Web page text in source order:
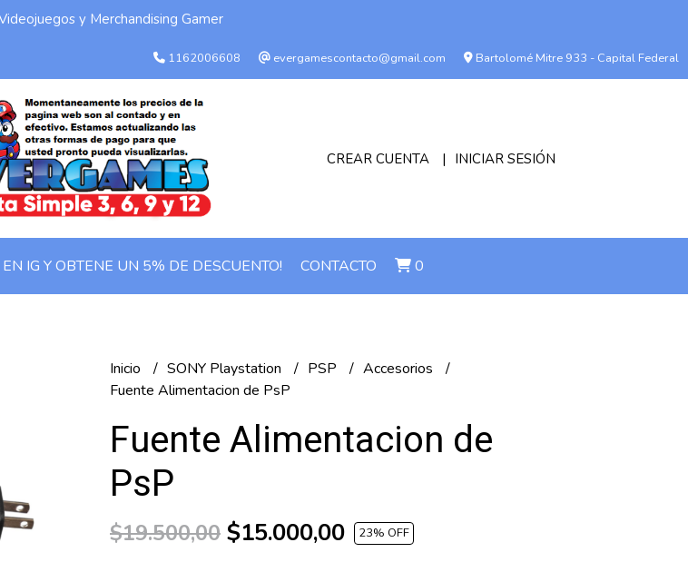
y Merchandising Gamer
1162006608 evergamescontacto@gmail.com Bartolomé Mitre 933 - Capital Federal
CREAR CUENTA INICIAR SESIÓN
IG Y OBTENE UN 5% DE DESCUENTO! CONTACTO 0
Inicio SONY Playstation PSP
Accesorios
Fuente Alimentacion de PsP
Fuente Alimentacion de
PsP
$19.500,00 $15.000,00 23% OFF